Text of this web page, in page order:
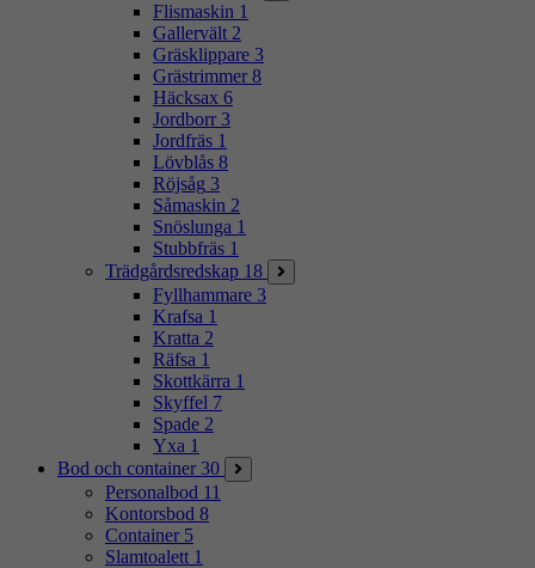
Flismaskin 1
Gallervält 2
Gräsklippare 3
Grästrimmer 8
Häcksax 6
Jordborr 3
Jordfräs 1
Lövblås 8
Röjsåg 3
Såmaskin 2
Snöslunga 1
Stubbfräs 1
Trädgårdsredskap 18
Fyllhammare 3
Krafsa 1
Kratta 2
Räfsa 1
Skottkärra 1
Skyffel 7
Spade 2
Yxa 1
Bod och container 30
Personalbod 11
Kontorsbod 8
Container 5
Slamtoalett 1